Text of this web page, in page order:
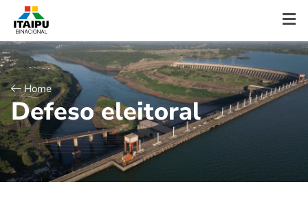
Home
Defeso eleitoral